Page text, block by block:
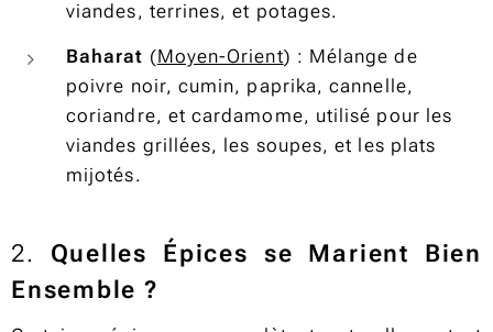
viandes, terrines, et potages.
Baharat (Moyen-Orient) : Mélange de
poivre noir, cumin, paprika, cannelle,
coriandre, et cardamome, utilisé pour les
viandes grillées, les soupes, et les plats
mijotés.
2. Quelles Épices se Marient Bien
Ensemble ?